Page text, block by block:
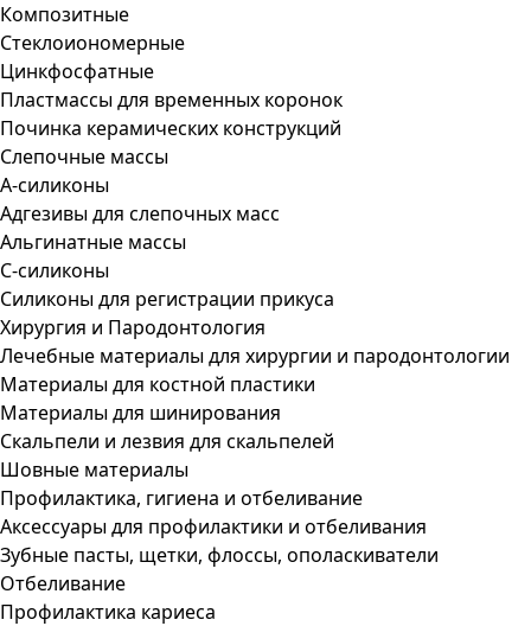
Композитные
Стеклоиономерные
Цинкфосфатные
Пластмассы для временных коронок
Починка керамических конструкций
Слепочные массы
А-силиконы
Адгезивы для слепочных масс
Альгинатные массы
С-силиконы
Силиконы для регистрации прикуса
Хирургия и Пародонтология
Лечебные материалы для хирургии и пародонтологии
Материалы для костной пластики
Материалы для шинирования
Скальпели и лезвия для скальпелей
Шовные материалы
Профилактика, гигиена и отбеливание
Аксессуары для профилактики и отбеливания
Зубные пасты, щетки, флоссы, ополаскиватели
Отбеливание
Профилактика кариеса